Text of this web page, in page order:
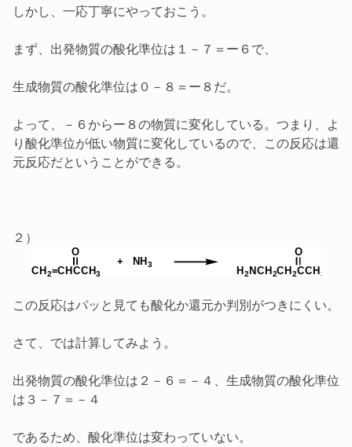
しかし、一応丁寧にやっておこう。
まず、出発物質の酸化準位は１－７＝ー６で、
生成物質の酸化準位は０－８＝ー８だ。
よって、－６からー８の物質に変化している。つまり、よ
り酸化準位が低い物質に変化しているので、この反応は還
元反応だということができる。
２）
この反応はパッと見ても酸化か還元か判別がつきにくい。
さて、では計算してみよう。
出発物質の酸化準位は２－６＝－４、生成物質の酸化準位
は３－７＝－４
であるため、酸化準位は変わっていない。